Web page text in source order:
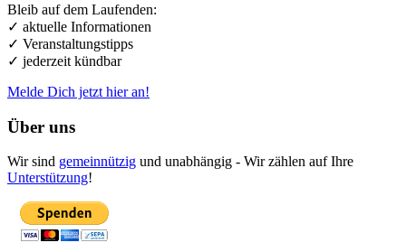
Bleib auf dem Laufenden:
✓ aktuelle Informationen
✓ Veranstaltungstipps
✓ jederzeit kündbar
Melde Dich jetzt hier an!
Über uns
Wir sind gemeinnützig und unabhängig - Wir zählen auf Ihre
Unterstützung!